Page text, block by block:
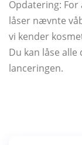
Opdatering:
låser nævnte
vi kender
Du kan låse
lanceringen.